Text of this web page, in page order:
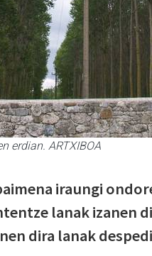
erdian. ARTXIBOA
iraungi
lanak izanen
dira lanak